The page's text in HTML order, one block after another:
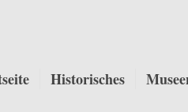
Historisches